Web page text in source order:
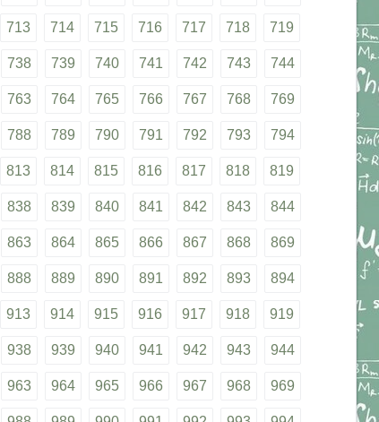
713 714 715 716 717 718 719
738 739 740 741 742 743 744
763 764 765 766 767 768 769
788 789 790 791 792 793 794
813 814 815 816 817 818 819
838 839 840 841 842 843 844
863 864 865 866 867 868 869
888 889 890 891 892 893 894
913 914 915 916 917 918 919
938 939 940 941 942 943 944
963 964 965 966 967 968 969